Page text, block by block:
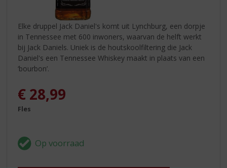
Elke druppel Jack Daniel's komt uit Lynchburg, een dorpje
in Tennessee met 600 inwoners, waarvan de helft werkt
bij Jack Daniels. Uniek is de houtskoolfiltering die Jack
Daniel's een Tennessee Whiskey maakt in plaats van een
‘bourbon’.
€ 28,99
Fles